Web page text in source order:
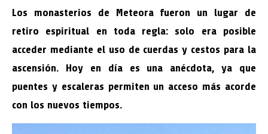
Los monasterios de Meteora fueron un lugar de
retiro espiritual en toda regla: solo era posible
acceder mediante el uso de cuerdas y cestos para la
ascensión. Hoy en día es una anécdota, ya que
puentes y escaleras permiten un acceso más acorde
con los nuevos tiempos.